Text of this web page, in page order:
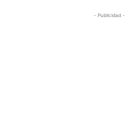
- Publicidad -